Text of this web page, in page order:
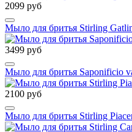
2099 руб
Мыло для бритья Stirling
3499 руб
Мыло для бритья Saponificio
2100 руб
Мыло для бритья Stirling